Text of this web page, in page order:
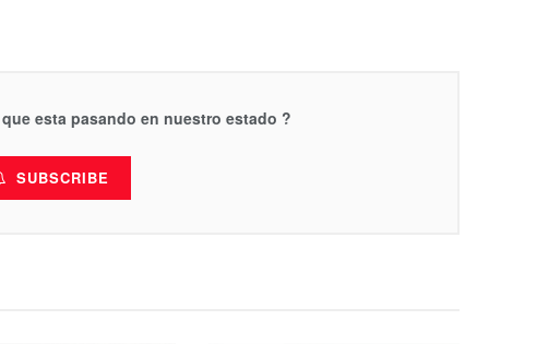
esta pasando en nuestro estado ?
SUBSCRIBE